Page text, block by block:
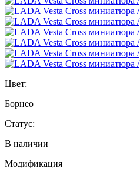
Цвет:
Борнео
Статус:
В наличии
Модификация